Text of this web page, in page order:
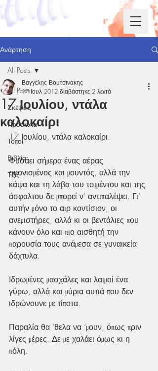
Ανάρτηση
All Posts
Σκέψεις
Πρόσωπα
Τόποι
Βιβλία
Τζιζ
All Posts
17 Ιουλίου, ντάλα
καλοκαίρι
Βαγγέλης Βουτσινάκης
17 Ιουλ 2012 διαβάστηκε 2 λεπτά
17 Ιουλίου, ντάλα καλοκαίρι.
Φυσάει σήμερα ένας αέρας
σκονισμένος και μουντός, αλλά την
κάψα και τη λάβα του τσιμέντου και της
άσφαλτου δε μπορεί ν’ αντιπαλέψει. Γι’
αυτήν μόνο το αιρ κοντίσιον, οι
ανεμιστήρες, αλλά κι οι βεντάλιες που
κάνουν όλο και πιο αισθητή την
παρουσία τους ανάμεσα σε γυναικεία
δάχτυλα.
Ιδρωμένες μασχάλες και λαιμοί ένα
γύρω, αλλά και μύρια αυτιά που δεν
ιδρώνουνε με τίποτα.
Παραλία θα ‘θελα να ‘μουν, όπως πριν
λίγες μέρες. Δε με χαλάει όμως κι η
πόλη.